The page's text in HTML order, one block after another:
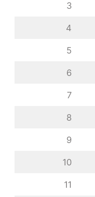
3
4
5
6
7
8
9
10
11